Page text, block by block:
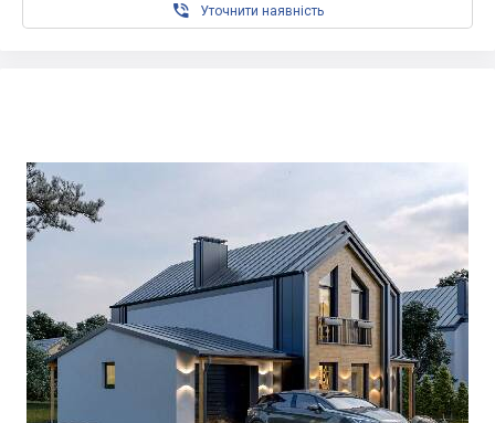
 Уточнити наявність